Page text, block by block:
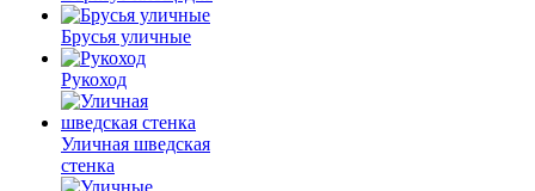
Брусья уличные
Рукоход
Уличная шведская
стенка